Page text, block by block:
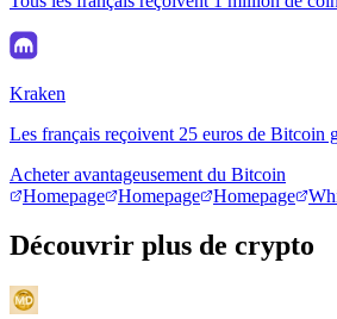
Kraken
Les français reçoivent 25 euros de Bitcoin
Acheter avantageusement du Bitcoin
Homepage
Homepage Homepage
Découvrir plus de crypto